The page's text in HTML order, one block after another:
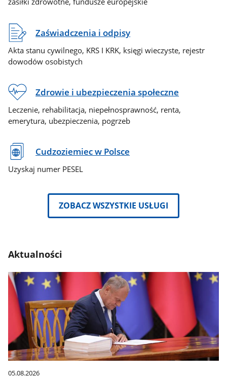
Zaświadczenia i odpisy
Akta stanu cywilnego, KRS I KRK, księgi wieczyste, rejestr
dowodów osobistych
Zdrowie i ubezpieczenia społeczne
Leczenie, rehabilitacja, niepełnosprawność, renta,
emerytura, ubezpieczenia, pogrzeb
Cudzoziemiec w Polsce
Uzyskaj numer PESEL
ZOBACZ WSZYSTKIE USŁUGI
Aktualności
05.08.2026